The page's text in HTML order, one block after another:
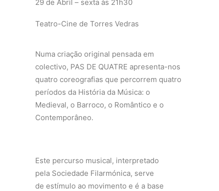
29 de Abril – sexta às 21h30
Teatro-Cine de Torres Vedras
Numa criação original pensada em
colectivo, PAS DE QUATRE apresenta-nos
quatro coreografias que percorrem quatro
períodos da História da Música: o
Medieval, o Barroco, o Romântico e o
Contemporâneo.
Este percurso musical, interpretado
pela Sociedade Filarmónica, serve
de estímulo ao movimento e é a base